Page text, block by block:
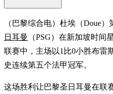
（巴黎综合电）杜埃（Doue
日耳曼
（PSG）在新加坡时间
联赛中，主场以1比0小胜布雷
史连续第五个法甲冠军。
这场胜利让巴黎圣日耳曼在联